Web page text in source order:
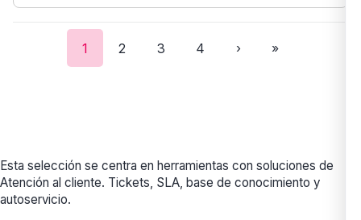
1 2 3 4 › »
Esta selección se centra en herramientas con soluciones de
Atención al cliente. Tickets, SLA, base de conocimiento y
autoservicio.